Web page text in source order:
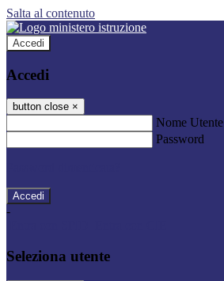
Salta al contenuto
Accedi
Accedi
button close ×
Nome Utente
Password
-
Seleziona utente